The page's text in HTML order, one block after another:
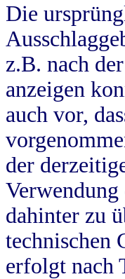
Die
z.B. nach
anzeigen
auch vor,
der
dahinter zu
technischen
erfolgt nach